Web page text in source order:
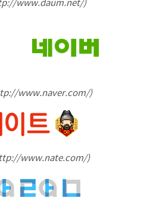
www.naver.com/)
www.nate.com/)